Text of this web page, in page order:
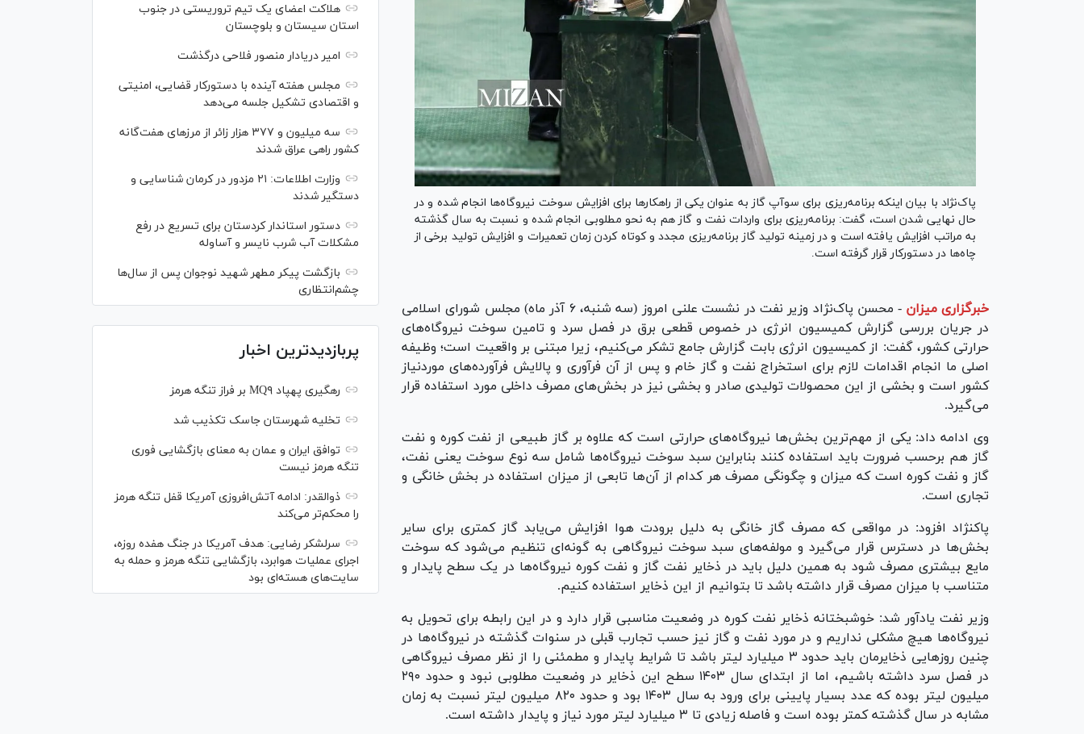
پاک‌نژاد با بیان اینکه برنامه‌ریزی برای سوآپ گاز به عنوان یکی از راهکار‌ها برای افزایش سوخت نیروگاه‌ها انجام شده و در
حال نهایی شدن است، گفت: برنامه‌ریزی برای واردات نفت و گاز هم به نحو مطلوبی انجام شده و نسبت به سال گذشته
به مراتب افزایش یافته است و در زمینه تولید گاز برنامه‌ریزی مجدد و کوتاه کردن زمان تعمیرات و افزایش تولید برخی از
چاه‌ها در دستورکار قرار گرفته است.
خبرگزاری میزان -
محسن پاک‌نژاد وزیر نفت در نشست علنی امروز (سه شنبه، ۶ آذر ماه) مجلس شورای اسلامی
در جریان بررسی گزارش کمیسیون انرژی در خصوص قطعی برق در فصل سرد و تامین سوخت نیروگاه‌های
حرارتی کشور، گفت: از کمیسیون انرژی بابت گزارش جامع تشکر می‌کنیم، زیرا مبتنی بر واقعیت است؛ وظیفه
اصلی ما انجام اقدامات لازم برای استخراج نفت و گاز خام و پس از آن فرآوری و پالایش فرآورده‌های موردنیاز
کشور است و بخشی از این محصولات تولیدی صادر و بخشی نیز در بخش‌های مصرف داخلی مورد استفاده قرار
می‌گیرد.
وی ادامه داد: یکی از مهم‌ترین بخش‌ها نیروگاه‌های حرارتی است که علاوه بر گاز طبیعی از نفت کوره و نفت
گاز هم برحسب ضرورت باید استفاده کنند بنابراین سبد سوخت نیروگاه‌ها شامل سه نوع سوخت یعنی نفت،
گاز و نفت کوره است که میزان و چگونگی مصرف هر کدام از آن‌ها تابعی از میزان استفاده در بخش خانگی و
تجاری است.
پاکنژاد افزود: در مواقعی که مصرف گاز خانگی به دلیل برودت هوا افزایش می‌یابد گاز کمتری برای سایر
بخش‌ها در دسترس قرار می‌گیرد و مولفه‌های سبد سوخت نیروگاهی به گونه‌ای تنظیم می‌شود که سوخت
مایع بیشتری مصرف شود به همین دلیل باید در ذخایر نفت گاز و نفت کوره نیروگاه‌ها در یک سطح پایدار و
متناسب با میزان مصرف قرار داشته باشد تا بتوانیم از این ذخایر استفاده کنیم.
وزیر نفت یادآور شد: خوشبختانه ذخایر نفت کوره در وضعیت مناسبی قرار دارد و در این رابطه برای تحویل به
نیروگاه‌ها هیچ مشکلی نداریم و در مورد نفت و گاز نیز حسب تجارب قبلی در سنوات گذشته در نیروگاه‌ها در
چنین روز‌هایی ذخایرمان باید حدود ۳ میلیارد لیتر باشد تا شرایط پایدار و مطمئنی را از نظر مصرف نیروگاهی
در فصل سرد داشته باشیم، اما از ابتدای سال ۱۴۰۳ سطح این ذخایر در وضعیت مطلوبی نبود و حدود ۲۹۰
میلیون لیتر بوده که عدد بسیار پایینی برای ورود به سال ۱۴۰۳ بود و حدود ۸۲۰ میلیون لیتر نسبت به زمان
مشابه در سال گذشته کمتر بوده است و فاصله زیادی تا ۳ میلیارد لیتر مورد نیاز و پایدار داشته است.
هلاکت اعضای یک تیم تروریستی در جنوب
استان سیستان و بلوچستان
امیر دریادار منصور فلاحی درگذشت
مجلس هفته آینده با دستورکار قضایی، امنیتی
و اقتصادی تشکیل جلسه می‌دهد
سه میلیون و ۳۷۷ هزار زائر از مرز‌های هفت‌گانه
کشور راهی عراق شدند
وزارت اطلاعات: ۲۱ مزدور در کرمان شناسایی و
دستگیر شدند
دستور استاندار کردستان برای تسریع در رفع
مشکلات آب شرب نایسر و آساوله
بازگشت پیکر مطهر شهید نوجوان پس از سال‌ها
چشم‌انتظاری
پربازدیدترین اخبار
رهگیری پهپاد MQ۹ بر فراز تنگه هرمز
تخلیه شهرستان جاسک تکذیب شد
توافق ایران و عمان به معنای بازگشایی فوری
تنگه هرمز نیست
ذوالقدر: ادامه آتش‌افروزی آمریکا قفل تنگه هرمز
را محکم‌تر می‌کند
سرلشکر رضایی: هدف آمریکا در جنگ هفده روزه،
اجرای عملیات هوابرد، بازگشایی تنگه هرمز و حمله به
سایت‌های هسته‌ای بود